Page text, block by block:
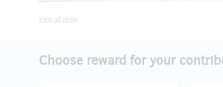
View all news
Choose reward for your